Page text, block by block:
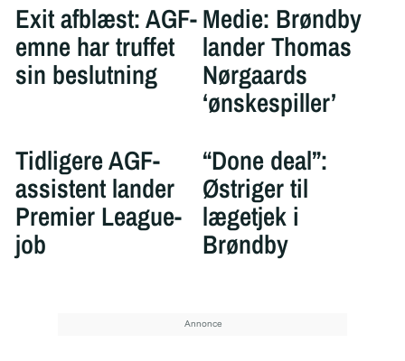
Exit afblæst: AGF-
emne har truffet
sin beslutning
Medie: Brøndby
lander Thomas
Nørgaards
‘ønskespiller’
Tidligere AGF-
assistent lander
Premier League-
job
“Done deal”:
Østriger til
lægetjek i
Brøndby